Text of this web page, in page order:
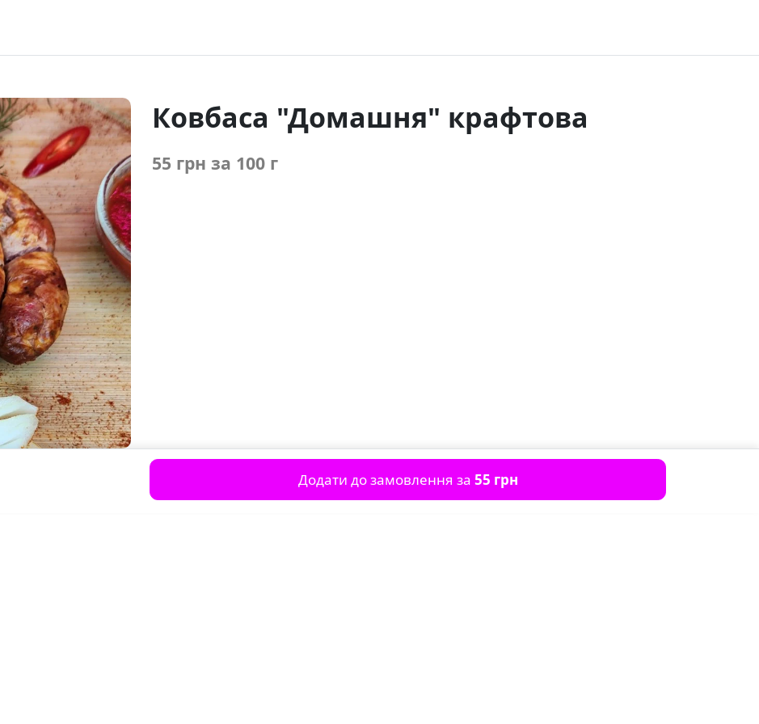
Ковбаса "Домашня" крафтова
55 грн за 100 г
Додати до замовлення за 55 грн